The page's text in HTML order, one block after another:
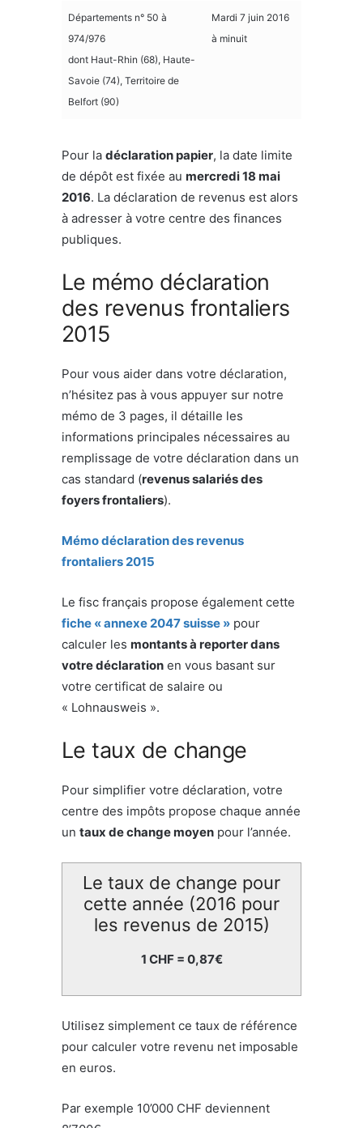
Départements n° 50 à
974/976
dont Haut-Rhin (68), Haute-
Savoie (74), Territoire de
Belfort (90)
Mardi 7 juin 2016
à minuit
Pour la déclaration papier, la date limite
de dépôt est fixée au mercredi 18 mai
2016. La déclaration de revenus est alors
à adresser à votre centre des finances
publiques.
Le mémo déclaration
des revenus frontaliers
2015
Pour vous aider dans votre déclaration,
n’hésitez pas à vous appuyer sur notre
mémo de 3 pages, il détaille les
informations principales nécessaires au
remplissage de votre déclaration dans un
cas standard (revenus salariés des
foyers frontaliers).
Mémo déclaration des revenus
frontaliers 2015
Le fisc français propose également cette
fiche « annexe 2047 suisse » pour
calculer les montants à reporter dans
votre déclaration en vous basant sur
votre certificat de salaire ou
« Lohnausweis ».
Le taux de change
Pour simplifier votre déclaration, votre
centre des impôts propose chaque année
un taux de change moyen pour l’année.
Le taux de change pour
cette année (2016 pour
les revenus de 2015)
1 CHF = 0,87€
Utilisez simplement ce taux de référence
pour calculer votre revenu net imposable
en euros.
Par exemple 10’000 CHF deviennent